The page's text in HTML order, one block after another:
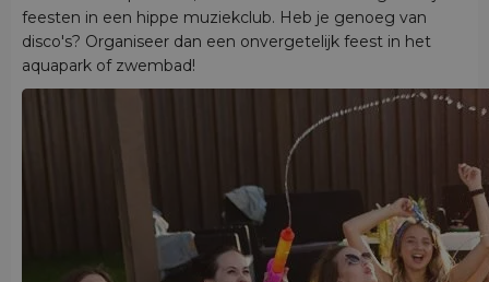
feesten in een hippe muziekclub. Heb je genoeg van
disco's? Organiseer dan een onvergetelijk feest in het
aquapark of zwembad!